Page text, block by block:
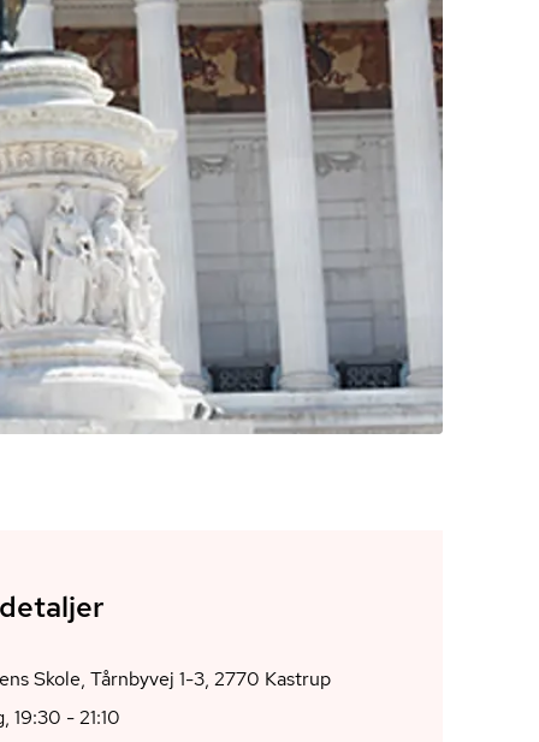
Korsvejens Skole, Tårnbyvej 1-3, 2770 Kastrup
19:30 - 21:10